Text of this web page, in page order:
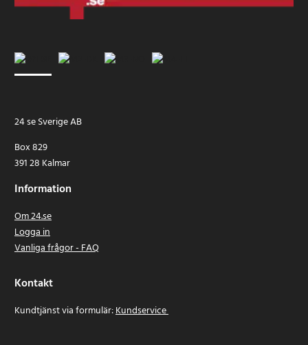
24 se Sverige AB
Box 829
391 28 Kalmar
Information
Om 24.se
Logga in
Vanliga frågor - FAQ
Kontakt
Kundtjänst via formulär:Kundservice